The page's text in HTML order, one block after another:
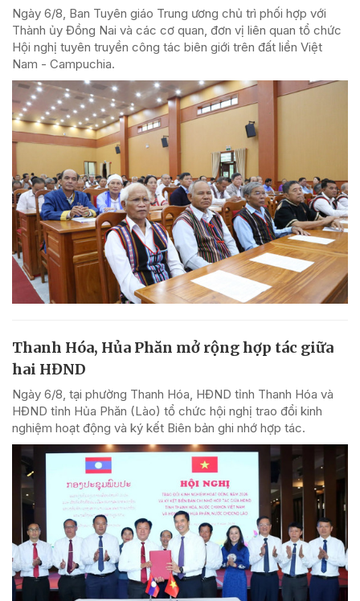
Ngày 6/8, Ban Tuyên giáo Trung ương chủ trì phối hợp với
Thành ủy Đồng Nai và các cơ quan, đơn vị liên quan tổ chức
Hội nghị tuyên truyền công tác biên giới trên đất liền Việt
Nam - Campuchia.
Thanh Hóa, Hủa Phăn mở rộng hợp tác giữa
hai HĐND
Ngày 6/8, tại phường Thanh Hóa, HĐND tỉnh Thanh Hóa và
HĐND tỉnh Hủa Phăn (Lào) tổ chức hội nghị trao đổi kinh
nghiệm hoạt động và ký kết Biên bản ghi nhớ hợp tác.